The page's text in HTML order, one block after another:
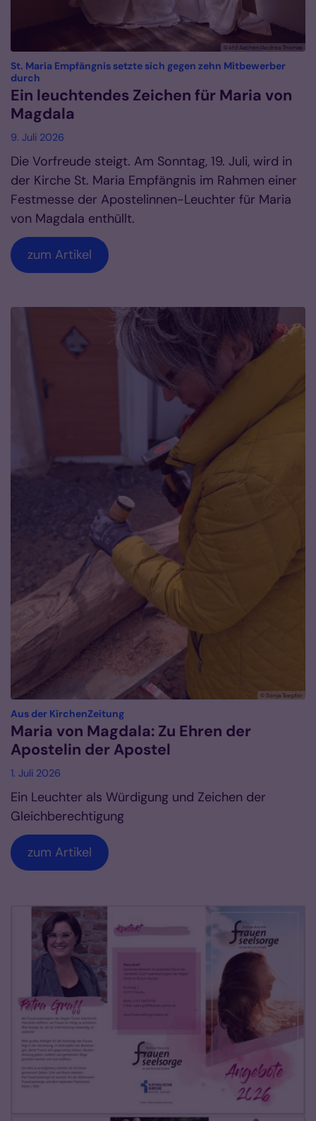
© kfd Aachen/Andrea Thomas
St. Maria Empfängnis setzte sich gegen zehn Mitbewerber
durch
Ein leuchtendes Zeichen für Maria von
Magdala
9. Juli 2026
Die Vorfreude steigt. Am Sonntag, 19. Juli, wird in
der Kirche St. Maria Empfängnis im Rahmen einer
Festmesse der Apostelinnen-Leuchter für Maria
von Magdala enthüllt.
zum Artikel
© Sonja Toepfer
Aus der KirchenZeitung:
Maria von Magdala: Zu Ehren der
Apostelin der Apostel
1. Juli 2026
Ein Leuchter als Würdigung und Zeichen der
Gleichberechtigung
zum Artikel